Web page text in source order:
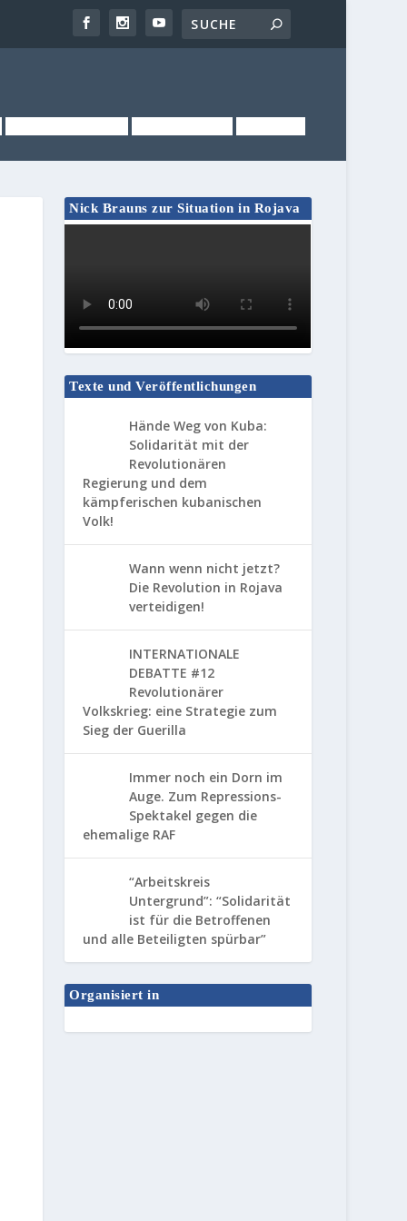
Nick Brauns zur Situation in Rojava
Texte und Veröffentlichungen
Hände Weg von Kuba:
Solidarität mit der
Revolutionären
Regierung und dem
kämpferischen kubanischen
Volk!
Wann wenn nicht jetzt?
Die Revolution in Rojava
verteidigen!
INTERNATIONALE
DEBATTE #12
Revolutionärer
Volkskrieg: eine Strategie zum
Sieg der Guerilla
Immer noch ein Dorn im
Auge. Zum Repressions-
Spektakel gegen die
ehemalige RAF
“Arbeitskreis
Untergrund”: “Solidarität
ist für die Betroffenen
und alle Beteiligten spürbar”
Organisiert in